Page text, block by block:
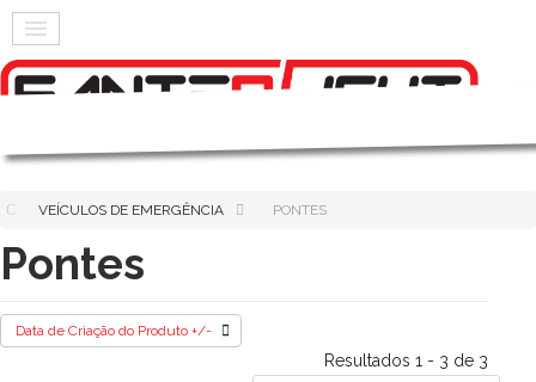
VEÍCULOS DE EMERGÊNCIA PONTES
Pontes
Data de Criação do Produto +/-
Resultados 1 - 3 de 3